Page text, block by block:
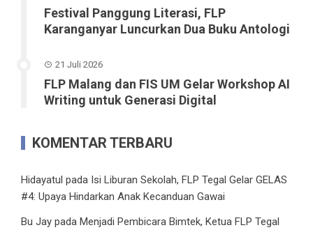
Festival Panggung Literasi, FLP
Karanganyar Luncurkan Dua Buku Antologi
21 Juli 2026
FLP Malang dan FIS UM Gelar Workshop AI
Writing untuk Generasi Digital
KOMENTAR TERBARU
Hidayatul pada Isi Liburan Sekolah, FLP Tegal Gelar GELAS
#4: Upaya Hindarkan Anak Kecanduan Gawai
Bu Jay pada Menjadi Pembicara Bimtek, Ketua FLP Tegal